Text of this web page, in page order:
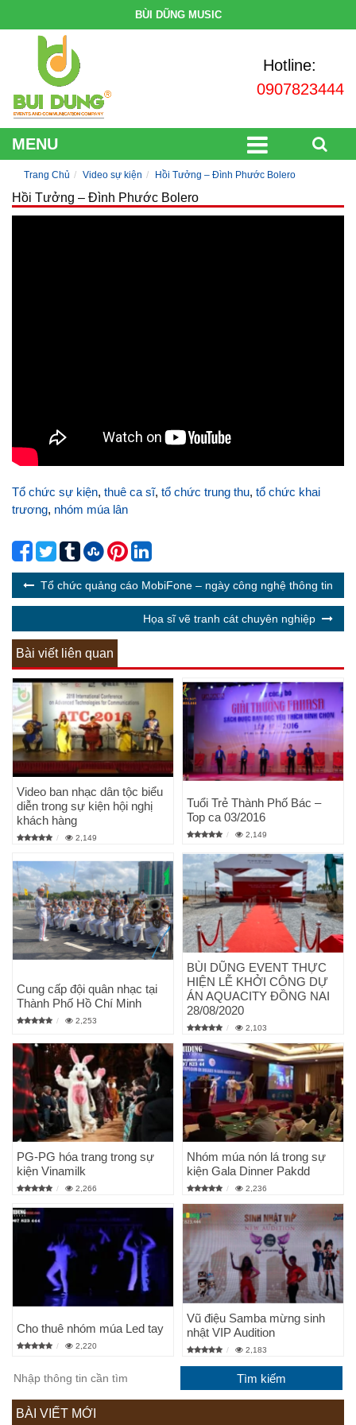
BÙI DŨNG MUSIC
Hotline:
0907823444
MENU
Trang Chủ Video sự kiện Hồi Tưởng – Đình Phước Bolero
Hồi Tưởng – Đình Phước Bolero
Tổ chức sự kiện, thuê ca sĩ, tổ chức trung thu, tổ chức khai
trương, nhóm múa lân
Tổ chức quảng cáo MobiFone – ngày công nghệ thông tin
Họa sĩ vẽ tranh cát chuyên nghiệp
Bài viết liên quan
Video ban nhạc dân tộc biểu
diễn trong sự kiện hội nghị
khách hàng
2,149
Tuổi Trẻ Thành Phố Bác –
Top ca 03/2016
2,149
Cung cấp đội quân nhạc tại
Thành Phố Hồ Chí Minh
2,253
BÙI DŨNG EVENT THỰC
HIỆN LỄ KHỞI CÔNG DỰ
ÁN AQUACITY ĐỒNG NAI
28/08/2020
2,103
PG-PG hóa trang trong sự
kiện Vinamilk
2,266
Nhóm múa nón lá trong sự
kiện Gala Dinner Pakdd
2,236
Cho thuê nhóm múa Led tay
2,220
Vũ điệu Samba mừng sinh
nhật VIP Audition
2,183
BÀI VIẾT MỚI